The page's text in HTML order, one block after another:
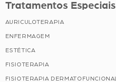
Tratamentos Especiais
AURICULOTERAPIA
ENFERMAGEM
ESTÉTICA
FISIOTERAPIA
FISIOTERAPIA DERMATOFUNCIONAL